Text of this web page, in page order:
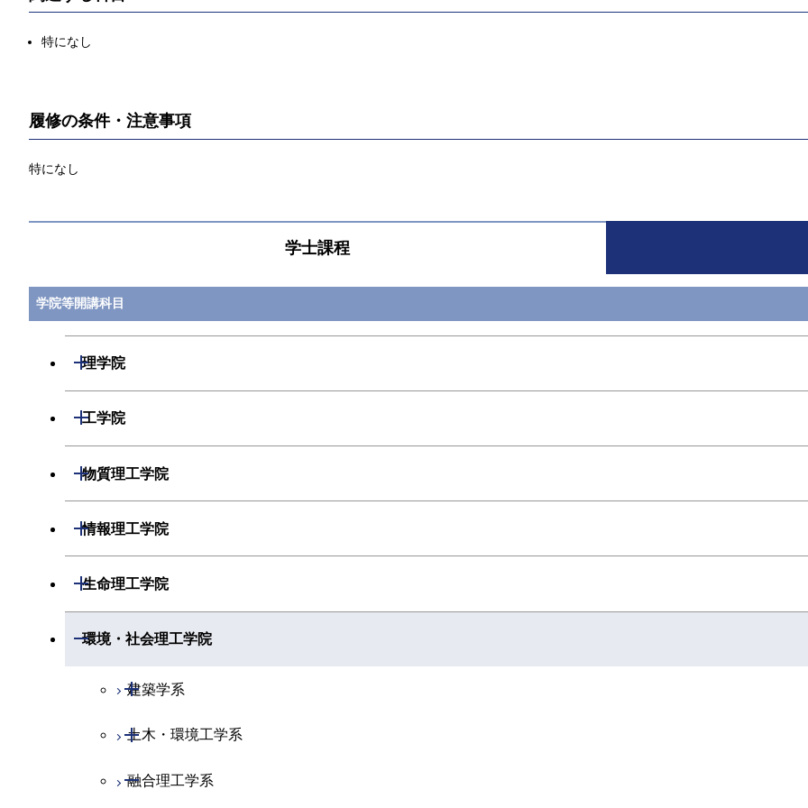
特になし
履修の条件・注意事項
特になし
学士課程
学院等開講科目
理学院
開閉
物理学コース
化学系
開閉
エネルギー・情報コース
物質・情報卓越コース
地球生命コース
専門科目
工学院
開閉
機械系
開閉
エネルギーコース
エンジニアリングデザインコース
ライフエンジニアリングコース
原子核工学コース
人間医療科学技術コース
システム制御コース
人間医療科学技術コース
電気電子系
開閉
エネルギーコース
エネルギー・情報コース
ライフエンジニアリングコース
原子核工学コース
情報通信コース
エンジニアリングデザインコース
ライフエンジニアリングコース
人間医療科学技術コース
経営工学系
開閉
経営工学コース
エンジニアリングデザインコース
専門科目
物質理工学院
開閉
材料系
開閉
エネルギーコース
応用化学コース
専門科目
情報理工学院
開閉
数理・計算科学系
開閉
生命理工学院
開閉
生命理工学系
開閉
生命理工学コース
ライフエンジニアリングコース
地球生命コース
専門科目
環境・社会理工学院
開閉
建築学系
開閉
建築学コース
エンジニアリングデザインコース
土木・環境工学系
開閉
土木工学コース
融合理工学系
開閉